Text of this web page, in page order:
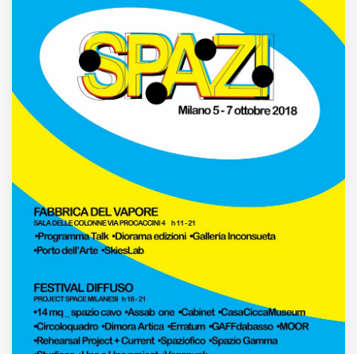
Inviateci le vostre segnalazioni
Iscriviti alla newsletter
www.viveremilano.info
Fondato e diretto da Enzo De
EDB edizioni - Via Brivio angolo C.
Imbonati, 89 20159 Milano (Italia)
Informativa sulla privacy